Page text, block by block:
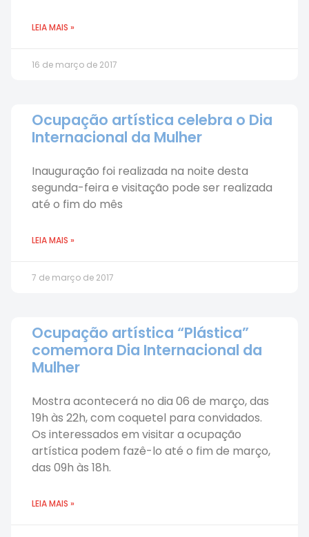
LEIA MAIS »
16 de março de 2017
Ocupação artística celebra o Dia
Internacional da Mulher
Inauguração foi realizada na noite desta
segunda-feira e visitação pode ser realizada
até o fim do mês
LEIA MAIS »
7 de março de 2017
Ocupação artística “Plástica”
comemora Dia Internacional da
Mulher
Mostra acontecerá no dia 06 de março, das
19h às 22h, com coquetel para convidados.
Os interessados em visitar a ocupação
artística podem fazê-lo até o fim de março,
das 09h às 18h.
LEIA MAIS »